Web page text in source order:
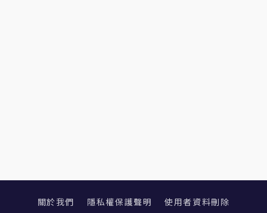
關於我們 隱私權保護聲明 使用者資料刪除